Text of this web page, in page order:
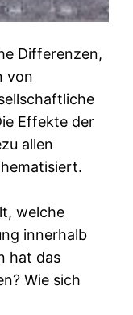
Differenzen,
von
Effekte der
allen
welche
innerhalb
hat das
Wie sich